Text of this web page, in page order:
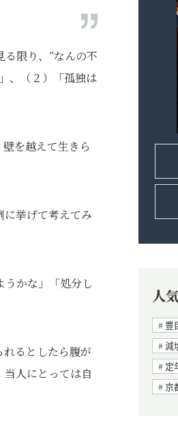
限り、“なんの不
、（２）「孤独は
を越えて生きら
挙げて考えてみ
うかな」「処分し
るとしたら腹が
人にとっては自
人
豊
減
定
京